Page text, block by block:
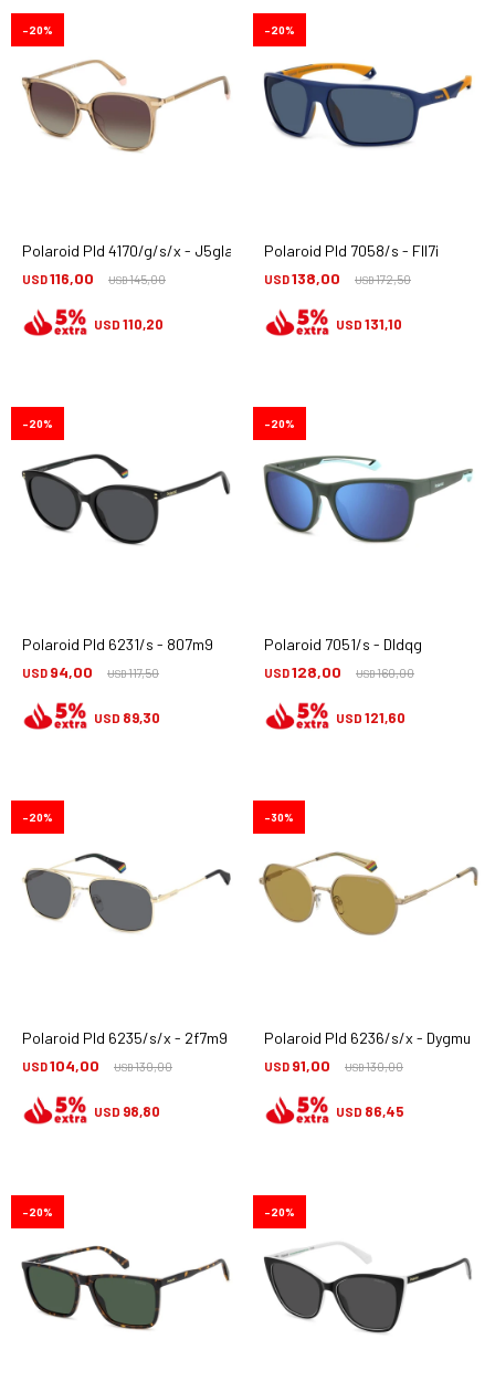
Polaroid Pld 4170/g/s/x - J5gla
USD116,00 USD145,00
20
USD 110,20
Polaroid Pld 7058/s - Fll7i
USD138,00 USD172,50
20
USD 131,10
Polaroid Pld 6231/s - 807m9
USD 94,00 USD117,50
20
USD 89,30
Polaroid 7051/s - Dldqg
USD128,00 USD160,00
20
USD 121,60
Polaroid Pld 6235/s/x - 2f7m9
USD104,00 USD130,00
20
USD 98,80
Polaroid Pld 6236/s/x - Dygmu
USD 91,00 USD130,00
30
USD 86,45
20 20